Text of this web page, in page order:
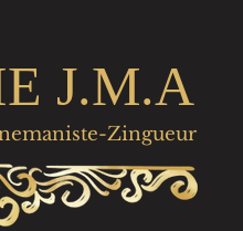
J.M.A
Zingueur